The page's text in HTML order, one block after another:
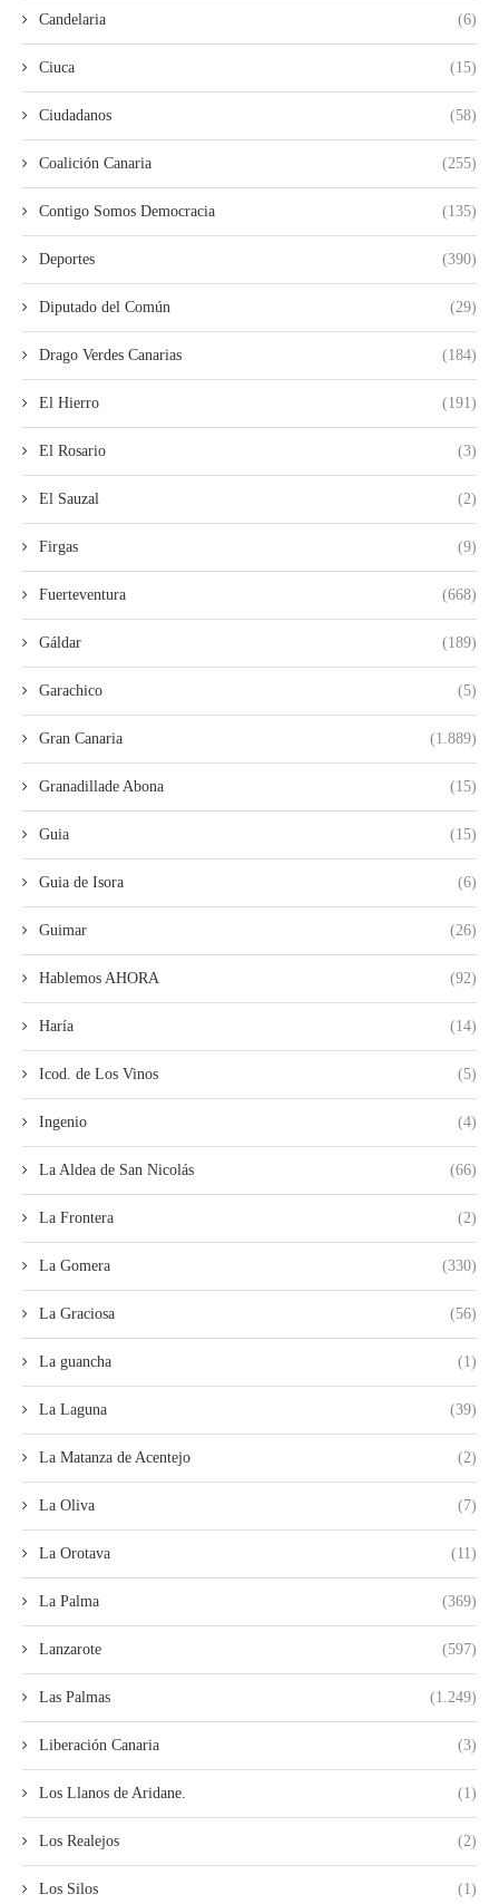
Candelaria (6)
Ciuca (15)
Ciudadanos (58)
Coalición Canaria (255)
Contigo Somos Democracia (135)
Deportes (390)
Diputado del Común (29)
Drago Verdes Canarias (184)
El Hierro (191)
El Rosario (3)
El Sauzal (2)
Firgas (9)
Fuerteventura (668)
Gáldar (189)
Garachico (5)
Gran Canaria (1.889)
Granadillade Abona (15)
Guia (15)
Guia de Isora (6)
Guimar (26)
Hablemos AHORA (92)
Haría (14)
Icod. de Los Vinos (5)
Ingenio (4)
La Aldea de San Nicolás (66)
La Frontera (2)
La Gomera (330)
La Graciosa (56)
La guancha (1)
La Laguna (39)
La Matanza de Acentejo (2)
La Oliva (7)
La Orotava (11)
La Palma (369)
Lanzarote (597)
Las Palmas (1.249)
Liberación Canaria (3)
Los Llanos de Aridane. (1)
Los Realejos (2)
Los Silos (1)